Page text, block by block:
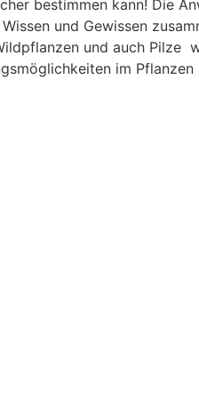
bestimmen kann! Die
und Gewissen
und auch
im